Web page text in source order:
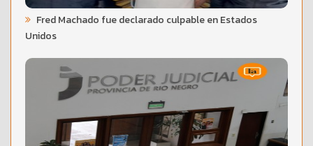
Fred Machado fue declarado culpable en Estados
Unidos